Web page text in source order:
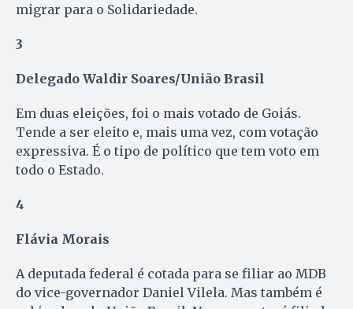
migrar para o Solidariedade.
3
Delegado Waldir Soares/União Brasil
Em duas eleições, foi o mais votado de Goiás.
Tende a ser eleito e, mais uma vez, com votação
expressiva. É o tipo de político que tem voto em
todo o Estado.
4
Flávia Morais
A deputada federal é cotada para se filiar ao MDB
do vice-governador Daniel Vilela. Mas também é